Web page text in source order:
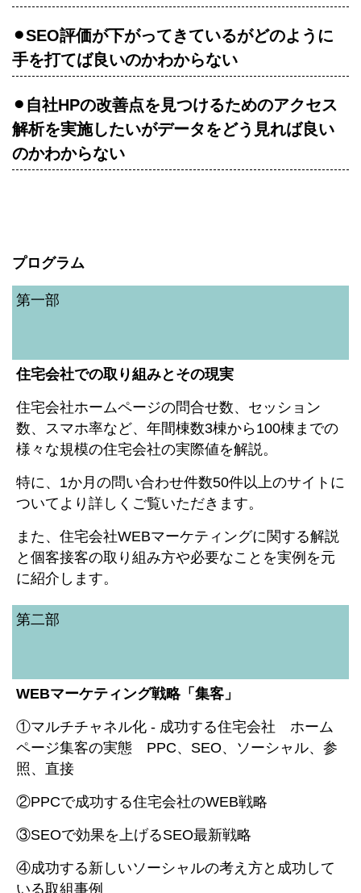
⚫︎SEO評価が下がってきているがどのように
手を打てば良いのかわからない
⚫︎自社HPの改善点を見つけるためのアクセス
解析を実施したいがデータをどう見れば良い
のかわからない
プログラム
第一部
住宅会社での取り組みとその現実
住宅会社ホームページの問合せ数、セッション
数、スマホ率など、年間棟数3棟から100棟までの
様々な規模の住宅会社の実際値を解説。
特に、1か月の問い合わせ件数50件以上のサイトに
ついてより詳しくご覧いただきます。
また、住宅会社WEBマーケティングに関する解説
と個客接客の取り組み方や必要なことを実例を元
に紹介します。
第二部
WEBマーケティング戦略「集客」
①マルチチャネル化 - 成功する住宅会社 ホーム
ページ集客の実態 PPC、SEO、ソーシャル、参
照、直接
②PPCで成功する住宅会社のWEB戦略
③SEOで効果を上げるSEO最新戦略
④成功する新しいソーシャルの考え方と成功して
いる取組事例